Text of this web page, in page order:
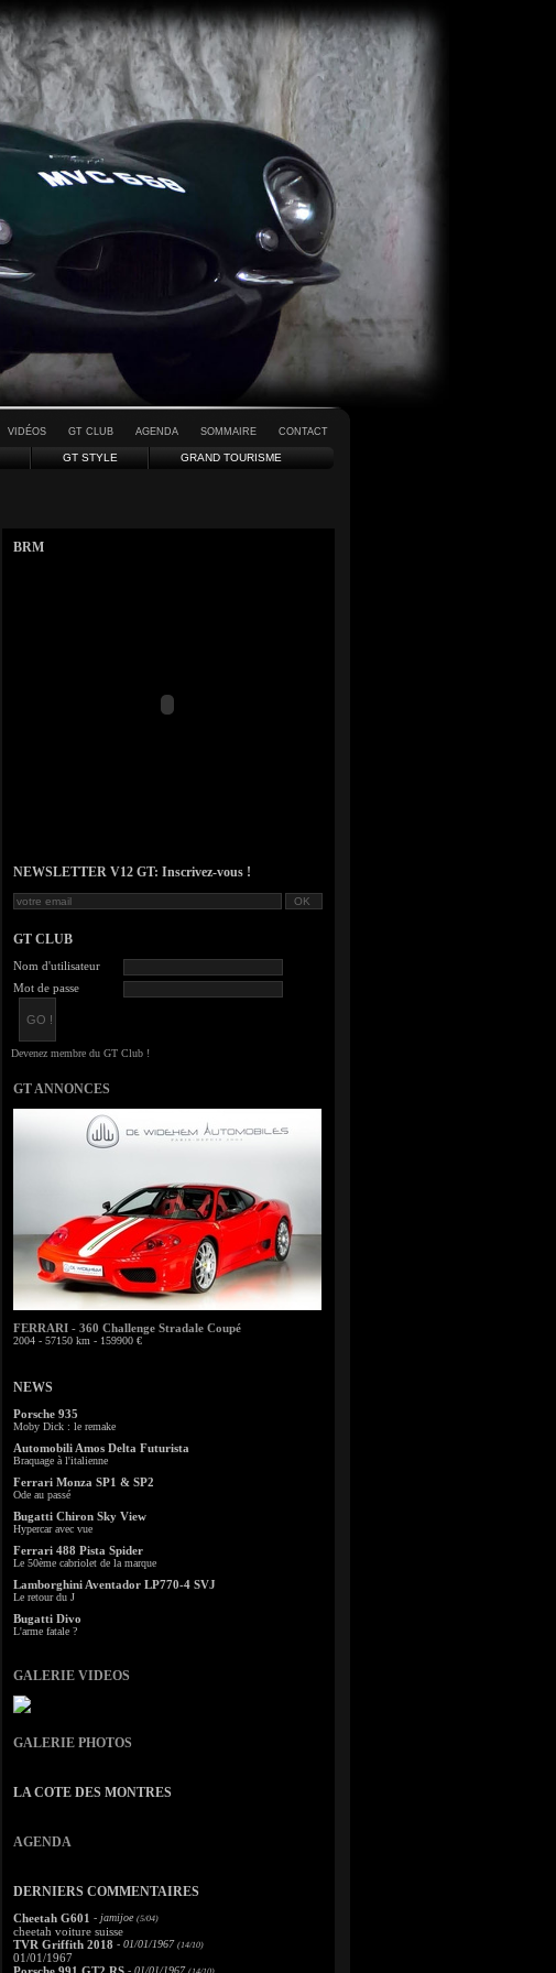
VIDÉOS GT CLUB AGENDA SOMMAIRE CONTACT
GT STYLE GRAND TOURISME
BRM
NEWSLETTER V12 GT: Inscrivez-vous !
GT CLUB
Nom d'utilisateur
Mot de passe
GT ANNONCES
FERRARI - 360 Challenge Stradale Coupé
2004 - 57150 km - 159900 €
NEWS
Porsche 935
Moby Dick : le remake
Automobili Amos Delta Futurista
Braquage à l'italienne
Ferrari Monza SP1 & SP2
Ode au passé
Bugatti Chiron Sky View
Hypercar avec vue
Ferrari 488 Pista Spider
Le 50ème cabriolet de la marque
Lamborghini Aventador LP770-4 SVJ
Le retour du J
Bugatti Divo
L'arme fatale ?
GALERIE VIDEOS
GALERIE PHOTOS
LA COTE DES MONTRES
AGENDA
DERNIERS COMMENTAIRES
Cheetah G601 - jamijoe (5/04)
cheetah voiture suisse
TVR Griffith 2018 - 01/01/1967 (14/10)
01/01/1967
- 01/01/1967